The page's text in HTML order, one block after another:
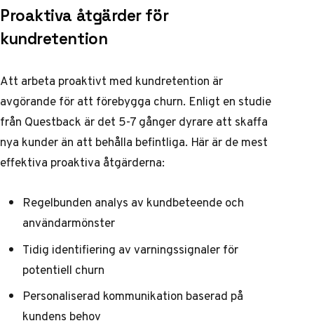
Proaktiva åtgärder för
kundretention
Att arbeta proaktivt med kundretention är
avgörande för att förebygga churn. Enligt en studie
från Questback är det 5-7 gånger dyrare att skaffa
nya kunder än att behålla befintliga. Här är de mest
effektiva proaktiva åtgärderna:
Regelbunden analys av kundbeteende och
användarmönster
Tidig identifiering av varningssignaler för
potentiell churn
Personaliserad kommunikation baserad på
kundens behov